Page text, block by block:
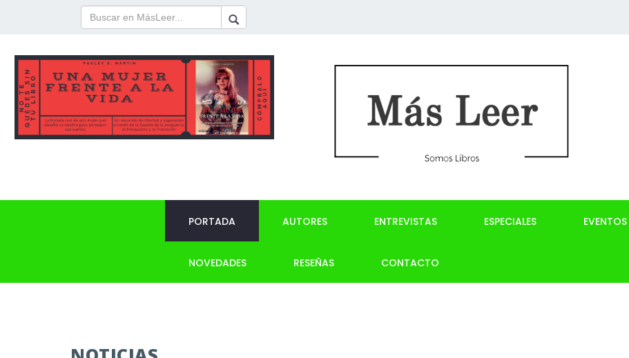
PORTADA AUTORES ENTREVISTAS ESPECIALES EVENTOS
NOVEDADES RESEÑAS CONTACTO